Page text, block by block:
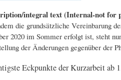
integral text (Internal-not for
die grundsätzliche Vereinbarung
2020 im Sommer erfolgt ist, steht
der Änderungen gegenüber der
Eckpunkte der Kurzarbeit ab